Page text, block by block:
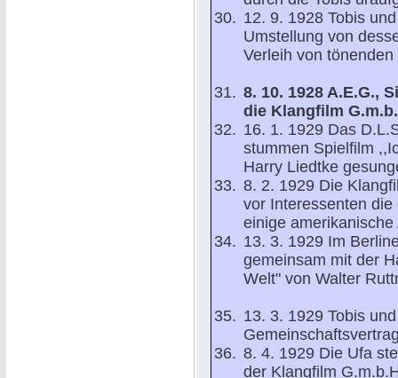
12. 9. 1928 Tobis
Umstellung von
Verleih von
8. 10. 1928 A.E.G.,
die Klangfilm
16. 1. 1929 Das
stummen Spielfilm
Harry Liedtke
8. 2. 1929 Die
vor Interessenten
einige
13. 3. 1929 Im
gemeinsam mit der
Welt" von Walter
13. 3. 1929 Tobis
8. 4. 1929 Die Ufa
der Klangfilm